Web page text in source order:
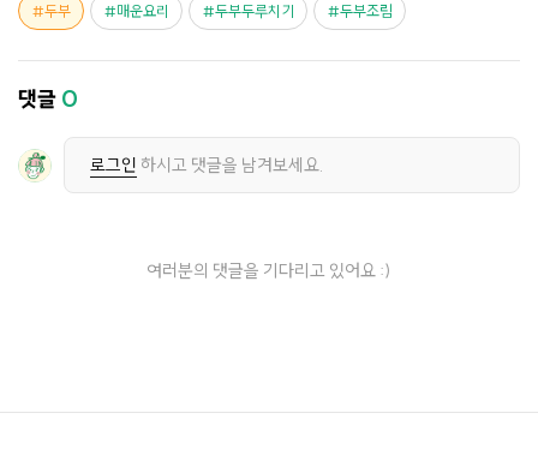
두부 매운요리 두부두루치기 두부조림
댓글 0
로그인 하시고 댓글을 남겨보세요.
여러분의 댓글을 기다리고 있어요 :)